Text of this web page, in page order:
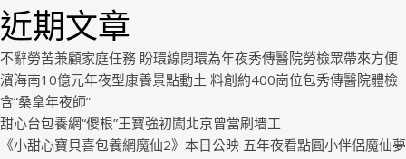
近期文章
不辭勞苦兼顧家庭任務 盼環線閉環為年夜秀傳醫院勞檢眾帶來方便
濱海南10億元年夜型康養景點動土 料創約400崗位包秀傳醫院體檢
含“桑拿年夜師”
甜心台包養網“傻根”王寶強初闖北京曾當刷墻工
《小甜心寶貝喜包養網魔仙2》本日公映 五年夜看點圓小伴侶魔仙夢
Royal.